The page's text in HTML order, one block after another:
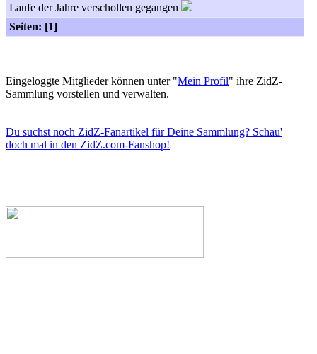
Laufe der Jahre verschollen gegangen
Seiten: [1]
Eingeloggte Mitglieder können unter "Mein Profil" ihre ZidZ-
Sammlung vorstellen und verwalten.
Du suchst noch ZidZ-Fanartikel für Deine Sammlung? Schau'
doch mal in den ZidZ.com-Fanshop!